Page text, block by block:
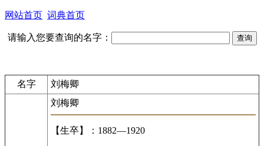
网站首页 词典首页
请输入您要查询的名字：
名字 刘梅卿
刘梅卿
【生卒】：1882—1920